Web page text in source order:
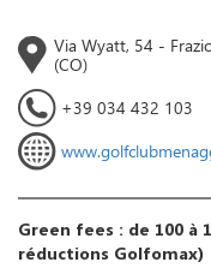
Via Wyatt, 54 -
(CO)
+39 034 432 103
Green fees : de 100
réductions Golfomax)